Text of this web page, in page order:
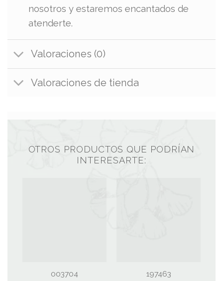
nosotros y estaremos encantados de
atenderte.
Valoraciones (0)
Valoraciones de tienda
OTROS PRODUCTOS QUE PODRÍAN
INTERESARTE:
003704
197463